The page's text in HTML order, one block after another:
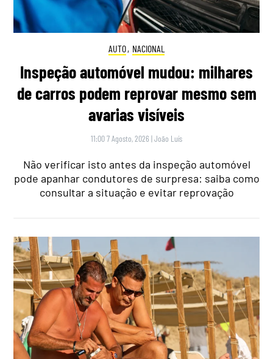
AUTO, NACIONAL
Inspeção automóvel mudou: milhares
de carros podem reprovar mesmo sem
avarias visíveis
11:00 7 Agosto, 2026 |João Luís
Não verificar isto antes da inspeção automóvel
pode apanhar condutores de surpresa: saiba como
consultar a situação e evitar reprovação